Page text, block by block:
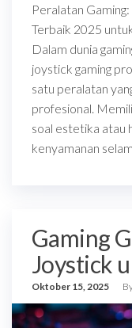
Peralatan
Terbaik 2025
Dalam dunia
joystick gaming
satu peralatan
profesional.
soal estetika atau
kenyamanan
Gaming
Joystick
Oktober 15, 2025